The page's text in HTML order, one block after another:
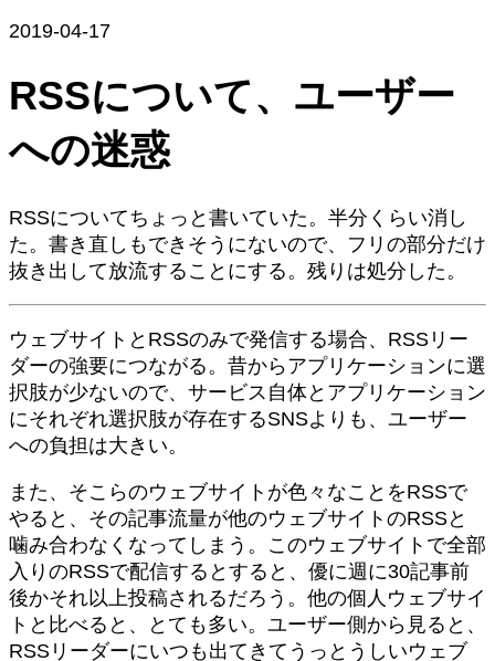
2019-04-17
RSSについて、ユーザー
への迷惑
RSSについてちょっと書いていた。半分くらい消し
た。書き直しもできそうにないので、フリの部分だけ
抜き出して放流することにする。残りは処分した。
ウェブサイトとRSSのみで発信する場合、RSSリー
ダーの強要につながる。昔からアプリケーションに選
択肢が少ないので、サービス自体とアプリケーション
にそれぞれ選択肢が存在するSNSよりも、ユーザー
への負担は大きい。
また、そこらのウェブサイトが色々なことをRSSで
やると、その記事流量が他のウェブサイトのRSSと
噛み合わなくなってしまう。このウェブサイトで全部
入りのRSSで配信するとすると、優に週に30記事前
後かそれ以上投稿されるだろう。他の個人ウェブサイ
トと比べると、とても多い。ユーザー側から見ると、
RSSリーダーにいつも出てきてうっとうしいウェブ